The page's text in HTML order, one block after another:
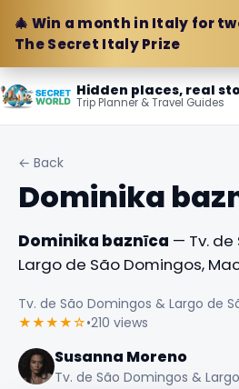
🎄 Win a month in Italy for
The Secret Italy Prize
Hidden places, real
Trip Planner & Travel Guides
← Back
Dominika
Dominika baznīca — Tv.
Largo de São Domingos,
Tv. de São Domingos & Largo de
★★★★☆•210 views
Susanna Moreno
Tv. de São Domingos &